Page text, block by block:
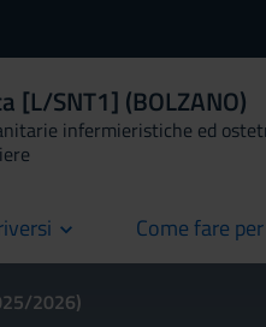
[L/SNT1] (BOLZANO)
infermieristiche ed
Come fare per
current
2026)